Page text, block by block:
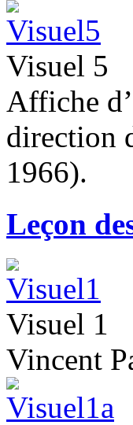
Visuel 5
Affiche
direction
1966).
Leçon
Visuel 1
Vincent